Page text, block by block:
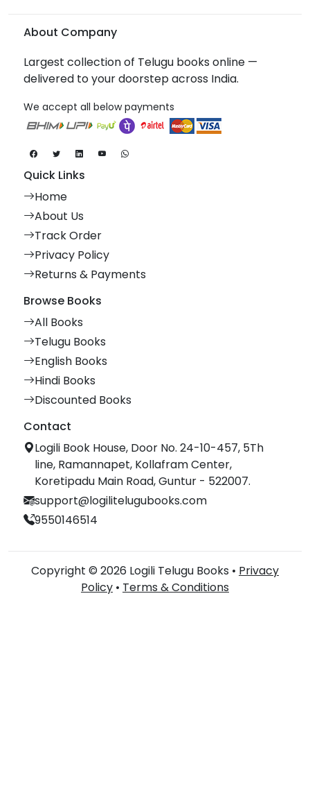
About Company
Largest collection of Telugu books online —
delivered to your doorstep across India.
We accept all below payments
Quick Links
Home
About Us
Track Order
Privacy Policy
Returns & Payments
Browse Books
All Books
Telugu Books
English Books
Hindi Books
Discounted Books
Contact
Logili Book House, Door No. 24-10-457, 5Th
line, Ramannapet, Kollafram Center,
Koretipadu Main Road, Guntur - 522007.
support@logilitelugubooks.com
9550146514
Copyright © 2026 Logili Telugu Books • Privacy
Policy • Terms & Conditions